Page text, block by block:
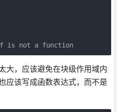
// Uncaught TypeError: f is not a function
大，应该避免在块级作用域内
应该写成函数表达式，而不是